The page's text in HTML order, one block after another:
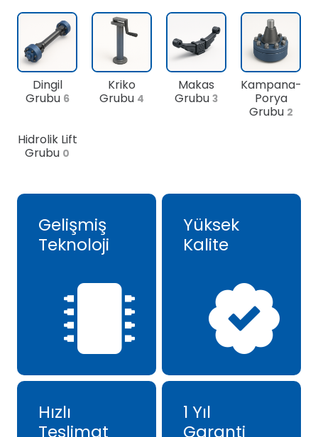
Dingil
Grubu 6
Kriko
Grubu 4
Makas
Grubu 3
Kampana-
Porya
Grubu 2
Hidrolik Lift
Grubu 0
Gelişmiş
Teknoloji
Yüksek
Kalite
Hızlı
Teslimat
1 Yıl
Garanti